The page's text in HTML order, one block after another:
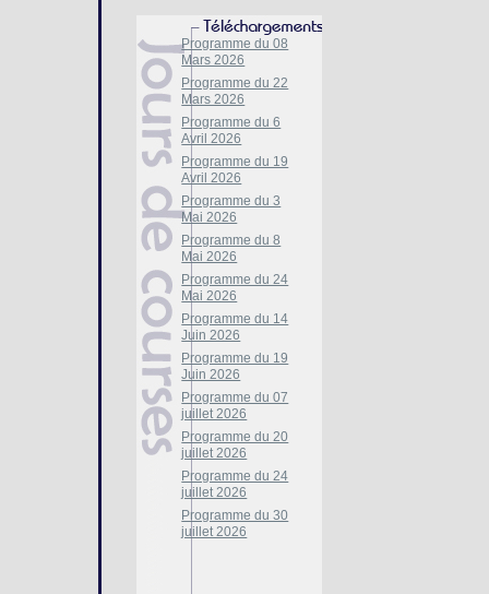
Programme du 08
Mars 2026
Programme du 22
Mars 2026
Programme du 6
Avril 2026
Programme du 19
Avril 2026
Programme du 3
Mai 2026
Programme du 8
Mai 2026
Programme du 24
Mai 2026
Programme du 14
Juin 2026
Programme du 19
Juin 2026
Programme du 07
juillet 2026
Programme du 20
juillet 2026
Programme du 24
juillet 2026
Programme du 30
juillet 2026